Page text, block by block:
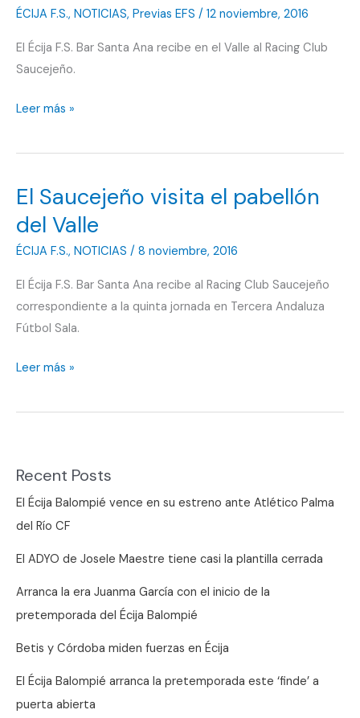
ÉCIJA F.S., NOTICIAS, Previas EFS / 12 noviembre, 2016
El Écija F.S. Bar Santa Ana recibe en el Valle al Racing Club
Saucejeño.
Se
aumentar
renta
Leer más »
El Saucejeño visita el pabellón
del Valle
ÉCIJA F.S., NOTICIAS / 8 noviembre, 2016
El Écija F.S. Bar Santa Ana recibe al Racing Club Saucejeño
correspondiente a la quinta jornada en Tercera Andaluza
Fútbol Sala.
El
visita
del
Valle
Leer más »
Recent Posts
El Écija Balompié vence en su estreno ante Atlético Palma
del Río CF
El ADYO de Josele Maestre tiene casi la plantilla cerrada
Arranca la era Juanma García con el inicio de la
pretemporada del Écija Balompié
Betis y Córdoba miden fuerzas en Écija
El Écija Balompié arranca la pretemporada este ‘finde’ a
puerta abierta